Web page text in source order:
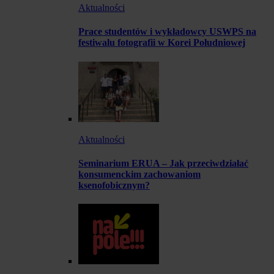
Aktualności
Prace studentów i wykładowcy USWPS na
festiwalu fotografii w Korei Południowej
Aktualności
Seminarium ERUA – Jak przeciwdziałać
konsumenckim zachowaniom
ksenofobicznym?